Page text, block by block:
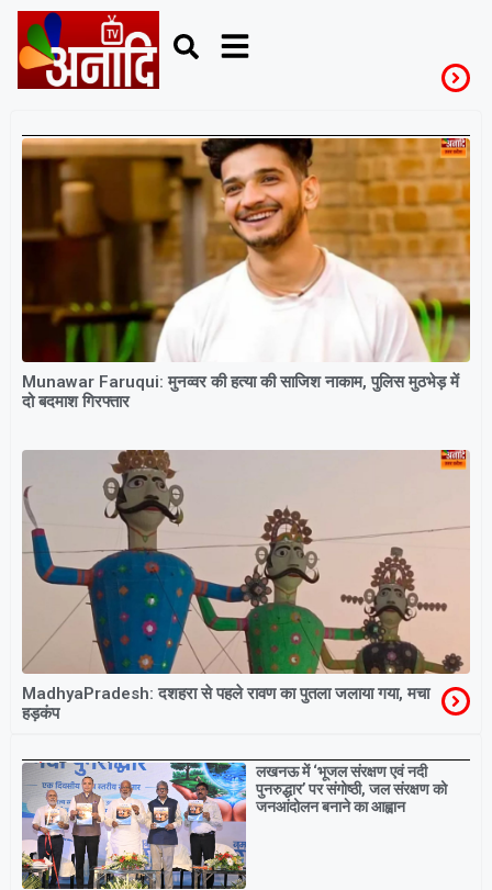
BhopalNews
Munawar Faruqui: मुनव्वर की हत्या की साजिश नाकाम, पुलिस मुठभेड़ में
दो बदमाश गिरफ्तार
MadhyaPradesh: दशहरा से पहले रावण का पुतला जलाया गया, मचा
हड़कंप
Breaking
लखनऊ में ‘भूजल संरक्षण एवं नदी
पुनरुद्धार’ पर संगोष्ठी, जल संरक्षण को
जनआंदोलन बनाने का आह्वान